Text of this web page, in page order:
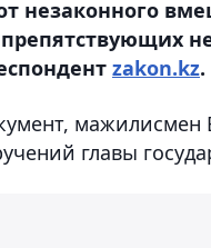
незаконного
zakon.kz.
главы